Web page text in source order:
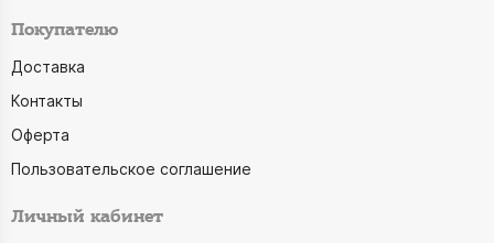
Покупателю
Доставка
Контакты
Оферта
Пользовательское соглашение
Личный кабинет